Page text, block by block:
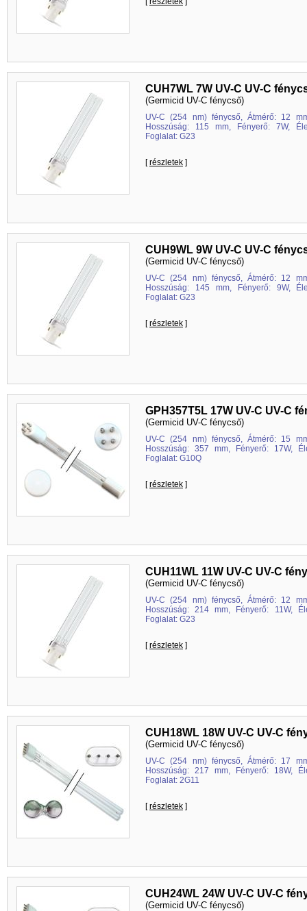
CUH7WL 7W UV-C UV-C
(Germicid UV-C fénycső)
UV-C (254 nm) fénycső, Átmérő: 12
Hosszúság: 115 mm, Fényerő: 7W,
Foglalat: G23
[részletek ]
CUH9WL 9W UV-C UV-C
(Germicid UV-C fénycső)
UV-C (254 nm) fénycső, Átmérő: 12
Hosszúság: 145 mm, Fényerő: 9W,
Foglalat: G23
[részletek ]
GPH357T5L 17W UV-C UV-C
(Germicid UV-C fénycső)
UV-C (254 nm) fénycső, Átmérő: 15
Hosszúság: 357 mm, Fényerő: 17W,
Foglalat: G10Q
[részletek ]
CUH11WL 11W UV-C UV-C
(Germicid UV-C fénycső)
UV-C (254 nm) fénycső, Átmérő: 12
Hosszúság: 214 mm, Fényerő: 11W,
Foglalat: G23
[részletek ]
CUH18WL 18W UV-C UV-C
(Germicid UV-C fénycső)
UV-C (254 nm) fénycső, Átmérő: 17
Hosszúság: 217 mm, Fényerő: 18W,
Foglalat: 2G11
[részletek ]
CUH24WL 24W UV-C UV-C
(Germicid UV-C fénycső)